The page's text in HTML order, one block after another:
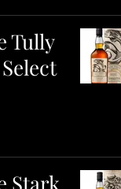
Tully
Stark